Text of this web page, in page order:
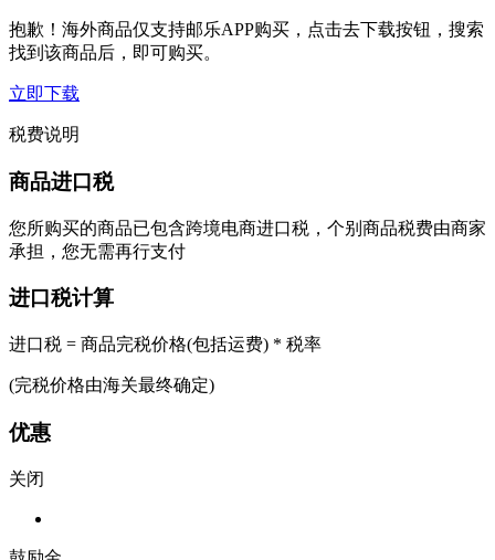
抱歉！海外商品仅支持邮乐APP购买，点击去下载按钮，搜索
找到该商品后，即可购买。
立即下载
税费说明
商品进口税
您所购买的商品已包含跨境电商进口税，个别商品税费由商家
承担，您无需再行支付
进口税计算
进口税 = 商品完税价格(包括运费) * 税率
(完税价格由海关最终确定)
优惠
关闭